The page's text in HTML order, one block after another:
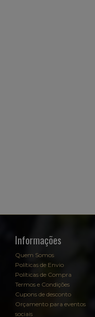
Informações
Quem Somos
Políticas de Envio
Políticas de Compra
Termos e Condições
Cupons de desconto
Orçamento para eventos
sociais